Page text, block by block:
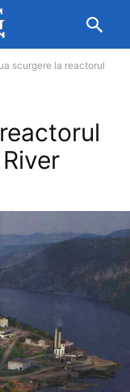
scurgere la reactorul